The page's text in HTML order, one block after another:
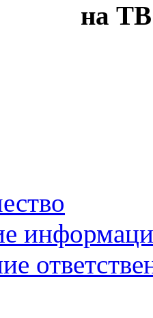
на ТВ